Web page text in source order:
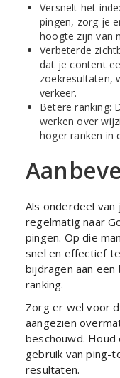
Versnelt het
pingen, zorg je
hoogte zijn van
Verbeterde
dat je content
zoekresultaten,
verkeer.
Betere ranking:
werken over
hoger ranken in
Als onderdeel
regelmatig naar
pingen. Op die
snel en effectief
bijdragen aan
ranking.
Zorg er wel voor
aangezien
beschouwd. Houd
gebruik van ping-
resultaten.